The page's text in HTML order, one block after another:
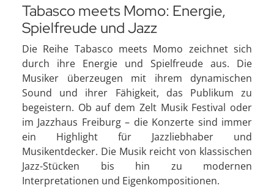
Tabasco meets Momo: Energie,
Spielfreude und Jazz
Die Reihe Tabasco meets Momo zeichnet sich
durch ihre Energie und Spielfreude aus. Die
Musiker überzeugen mit ihrem dynamischen
Sound und ihrer Fähigkeit, das Publikum zu
begeistern. Ob auf dem Zelt Musik Festival oder
im Jazzhaus Freiburg – die Konzerte sind immer
ein Highlight für Jazzliebhaber und
Musikentdecker. Die Musik reicht von klassischen
Jazz-Stücken bis hin zu modernen
Interpretationen und Eigenkompositionen.